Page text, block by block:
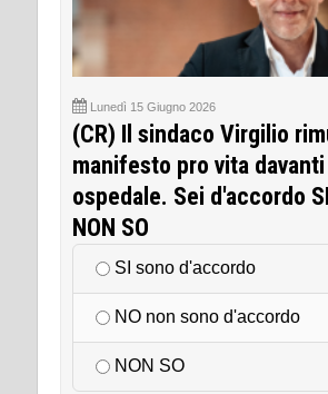
Lunedì 15 Giugno 2026
(CR) Il sindaco Virgilio
manifesto pro vita davanti
ospedale. Sei d'accordo
NON SO
SI sono d'accordo
NO non sono d'accordo
NON SO